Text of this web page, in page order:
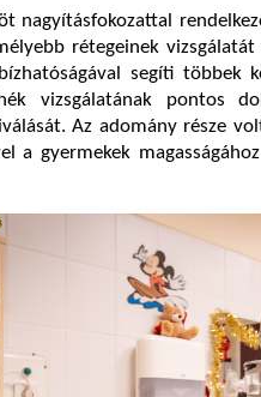
öt nagyításfokozattal
rétegeinek
segíti többek
vizsgálatának pontos
Az adomány része
a gyermekek